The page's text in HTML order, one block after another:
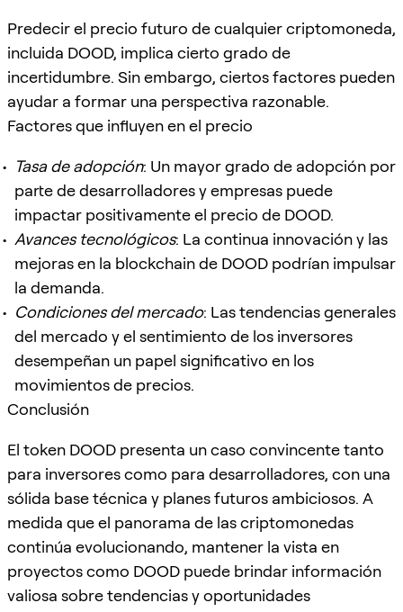
Predecir el precio futuro de cualquier criptomoneda,
incluida DOOD, implica cierto grado de
incertidumbre. Sin embargo, ciertos factores pueden
ayudar a formar una perspectiva razonable.
Factores que influyen en el precio
Tasa de adopción: Un mayor grado de adopción por
parte de desarrolladores y empresas puede
impactar positivamente el precio de DOOD.
Avances tecnológicos: La continua innovación y las
mejoras en la blockchain de DOOD podrían impulsar
la demanda.
Condiciones del mercado: Las tendencias generales
del mercado y el sentimiento de los inversores
desempeñan un papel significativo en los
movimientos de precios.
Conclusión
El token DOOD presenta un caso convincente tanto
para inversores como para desarrolladores, con una
sólida base técnica y planes futuros ambiciosos. A
medida que el panorama de las criptomonedas
continúa evolucionando, mantener la vista en
proyectos como DOOD puede brindar información
valiosa sobre tendencias y oportunidades